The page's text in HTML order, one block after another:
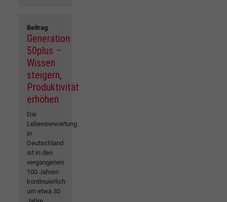
Beitrag
Generation
50plus –
Wissen
steigern,
Produktivität
erhöhen
Die
Lebenserwartung
in
Deutschland
ist in den
vergangenen
100 Jahren
kontinuierlich
um etwa 30